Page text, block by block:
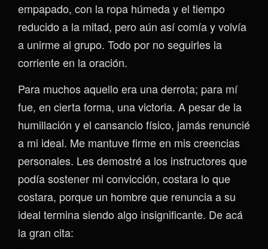
empapado, con la ropa húmeda y el tiempo
reducido a la mitad, pero aún así comía y volvía
a unirme al grupo. Todo por no seguirles la
corriente en la oración.
Para muchos aquello era una derrota; para mí
fue, en cierta forma, una victoria. A pesar de la
humillación y el cansancio físico, jamás renuncié
a mi ideal. Me mantuve firme en mis creencias
personales. Les demostré a los instructores que
podía sostener mi convicción, costara lo que
costara, porque un hombre que renuncia a su
ideal termina siendo algo insignificante. De acá
la gran cita: